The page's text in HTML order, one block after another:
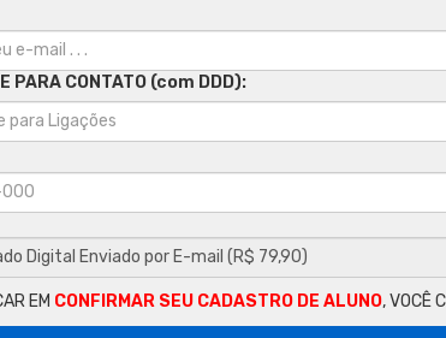
PARA CONTATO (com DDD):
EM CONFIRMAR SEU CADASTRO DE ALUNO, VOCÊ